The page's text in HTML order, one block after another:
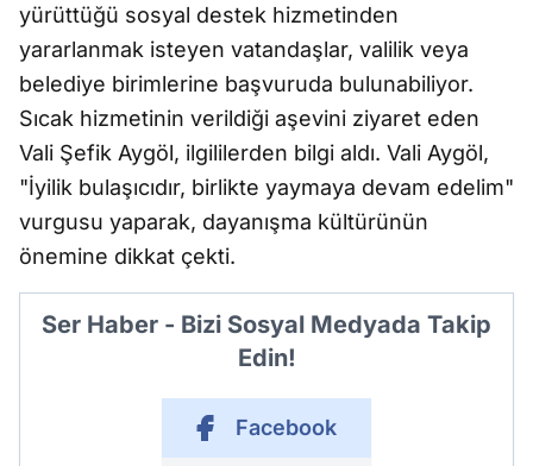
yürüttüğü sosyal destek hizmetinden
yararlanmak isteyen vatandaşlar, valilik veya
belediye birimlerine başvuruda bulunabiliyor.
Sıcak hizmetinin verildiği aşevini ziyaret eden
Vali Şefik Aygöl, ilgililerden bilgi aldı. Vali Aygöl,
"İyilik bulaşıcıdır, birlikte yaymaya devam edelim"
vurgusu yaparak, dayanışma kültürünün
önemine dikkat çekti.
Ser Haber - Bizi Sosyal Medyada Takip
Edin!
Facebook